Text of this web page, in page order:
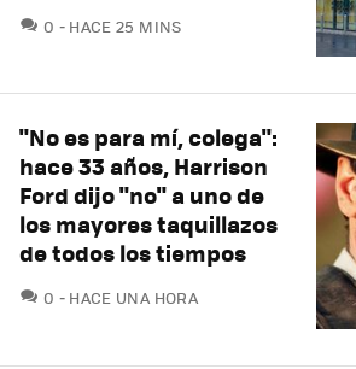
0 COMENTARIOS
HACE 25 MINS
"No es para mí, colega":
hace 33 años, Harrison
Ford dijo "no" a uno de
los mayores taquillazos
de todos los tiempos
0 COMENTARIOS
HACE UNA HORA